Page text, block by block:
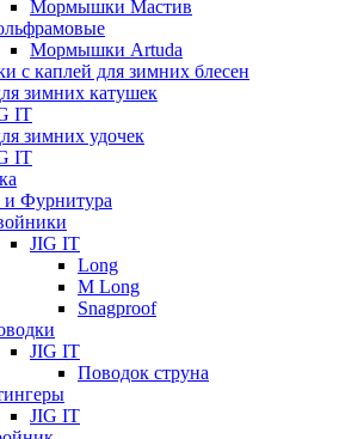
Мормышки Мастив
Мормышки Artuda
с каплей для зимних блесен
зимних катушек
IT
зимних удочек
IT
Фурнитура
JIG IT
Long
M Long
Snagproof
JIG IT
Поводок струна
JIG IT